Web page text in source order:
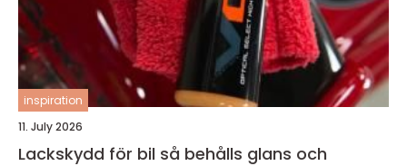
inspiration
11. July 2026
Lackskydd för bil så behålls glans och